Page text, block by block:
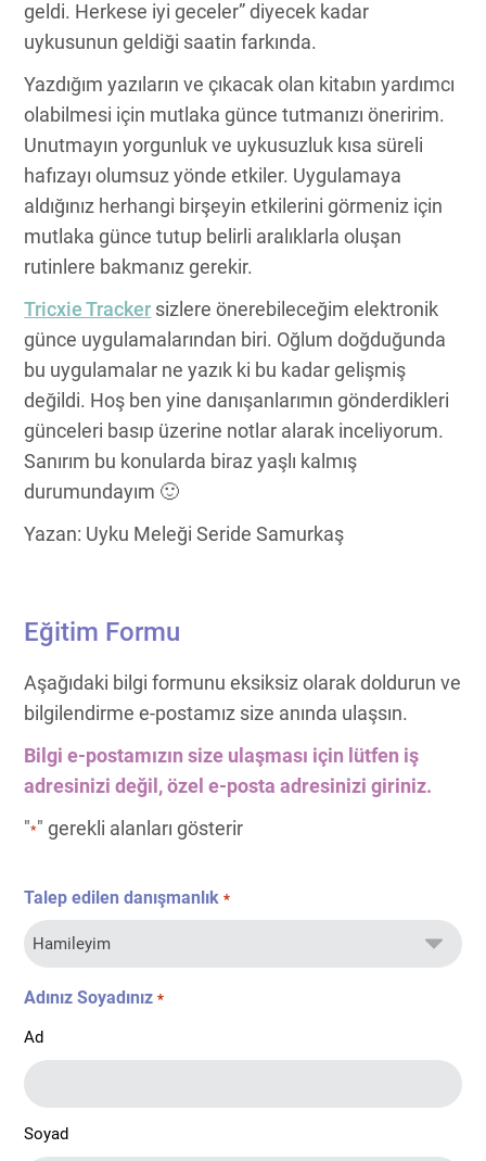
geldi. Herkese iyi geceler” diyecek kadar
uykusunun geldiği saatin farkında.
Yazdığım yazıların ve çıkacak olan kitabın yardımcı
olabilmesi için mutlaka günce tutmanızı öneririm.
Unutmayın yorgunluk ve uykusuzluk kısa süreli
hafızayı olumsuz yönde etkiler. Uygulamaya
aldığınız herhangi birşeyin etkilerini görmeniz için
mutlaka günce tutup belirli aralıklarla oluşan
rutinlere bakmanız gerekir.
Tricxie Tracker sizlere önerebileceğim elektronik
günce uygulamalarından biri. Oğlum doğduğunda
bu uygulamalar ne yazık ki bu kadar gelişmiş
değildi. Hoş ben yine danışanlarımın gönderdikleri
günceleri basıp üzerine notlar alarak inceliyorum.
Sanırım bu konularda biraz yaşlı kalmış
durumundayım 🙂
Yazan: Uyku Meleği Seride Samurkaş
Eğitim Formu
Aşağıdaki bilgi formunu eksiksiz olarak doldurun ve
bilgilendirme e-postamız size anında ulaşsın.
Bilgi e-postamızın size ulaşması için lütfen iş
adresinizi değil, özel e-posta adresinizi giriniz.
"*" gerekli alanları gösterir
Talep edilen danışmanlık *
Adınız Soyadınız *
Ad
Soyad